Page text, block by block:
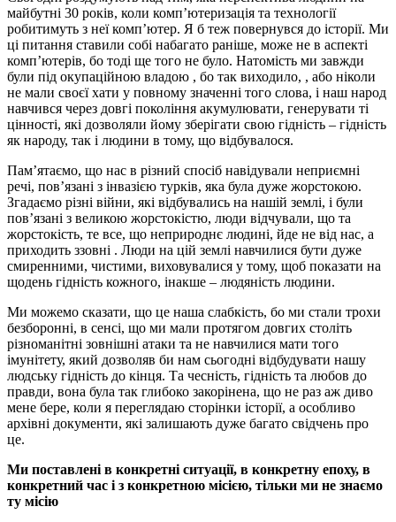
майбутні 30 років, коли комп’ютеризація та технології
робитимуть з неї комп’ютер. Я б теж повернувся до історії. Ми
ці питання ставили собі набагато раніше, може не в аспекті
комп’ютерів, бо тоді ще того не було. Натомість ми завжди
були під окупаційною владою , бо так виходило, , або ніколи
не мали своєї хати у повному значенні того слова, і наш народ
навчився через довгі покоління акумулювати, генерувати ті
цінності, які дозволяли йому зберігати свою гідність – гідність
як народу, так і людини в тому, що відбувалося.
Пам’ятаємо, що нас в різний спосіб навідували неприємні
речі, пов’язані з інвазією турків, яка була дуже жорстокою.
Згадаємо різні війни, які відбувались на нашій землі, і були
пов’язані з великою жорстокістю, люди відчували, що та
жорстокість, те все, що неприроднє людині, йде не від нас, а
приходить ззовні . Люди на цій землі навчилися бути дуже
смиренними, чистими, виховувалися у тому, щоб показати на
щодень гідність кожного, інакше – людяність людини.
Ми можемо сказати, що це наша слабкість, бо ми стали трохи
безборонні, в сенсі, що ми мали протягом довгих століть
різноманітні зовнішні атаки та не навчилися мати того
імунітету, який дозволяв би нам сьогодні відбудувати нашу
людську гідність до кінця. Та чесність, гідність та любов до
правди, вона була так глибоко закорінена, що не раз аж диво
мене бере, коли я переглядаю сторінки історії, а особливо
архівні документи, які залишають дуже багато свідчень про
це.
Ми поставлені в конкретні ситуації, в конкретну епоху, в
конкретний час і з конкретною місією, тільки ми не знаємо
ту місію